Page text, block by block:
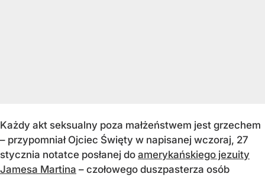
Każdy akt seksualny poza małżeństwem jest grzechem
– przypomniał Ojciec Święty w napisanej wczoraj, 27
stycznia notatce posłanej do amerykańskiego jezuity
Jamesa Martina – czołowego duszpasterza osób